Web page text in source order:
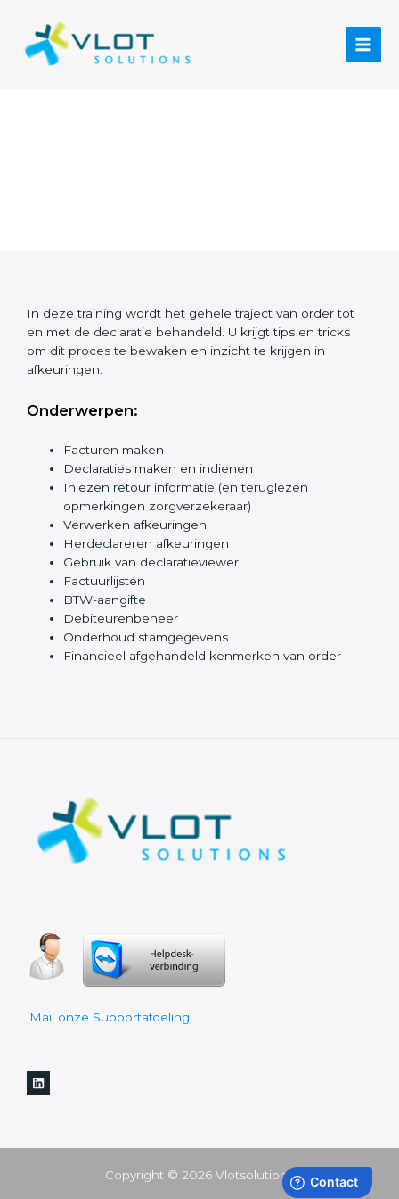
In deze training wordt het gehele traject van order tot
en met de declaratie behandeld. U krijgt tips en tricks
om dit proces te bewaken en inzicht te krijgen in
afkeuringen.
Onderwerpen:
Facturen maken
Declaraties maken en indienen
Inlezen retour informatie (en teruglezen
opmerkingen zorgverzekeraar)
Verwerken afkeuringen
Herdeclareren afkeuringen
Gebruik van declaratieviewer
Factuurlijsten
BTW-aangifte
Debiteurenbeheer
Onderhoud stamgegevens
Financieel afgehandeld kenmerken van order
Mail onze Supportafdeling
Copyright © 2026 Vlotsolutions